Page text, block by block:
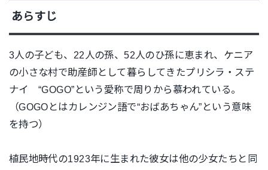
あらすじ
3人の子ども、22人の孫、52人のひ孫に恵まれ、ケニア
の小さな村で助産師として暮らしてきたプリシラ・ステ
ナイ “GOGO”という愛称で周りから慕われている。
（GOGOとはカレンジン語で“おばあちゃん”という意味
を持つ）
植民地時代の1923年に生まれた彼女は他の少女たちと同